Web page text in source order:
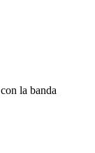
la banda